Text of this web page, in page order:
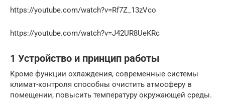
https://youtube.com/watch?v=Rf7Z_13zVco
https://youtube.com/watch?v=J42UR8UeKRc
1 Устройство и принцип работы
Кроме функции охлаждения, современные системы
климат-контроля способны очистить атмосферу в
помещении, повысить температуру окружающей среды.